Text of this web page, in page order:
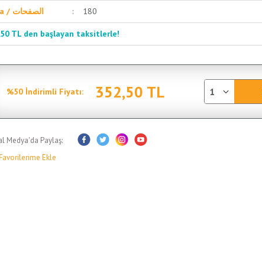
Sayfa / الصفحات 180
TL den başlayan taksitlerle!
%50 İndirimli Fiyatı: 352,50 TL
Medya'da Paylaş: